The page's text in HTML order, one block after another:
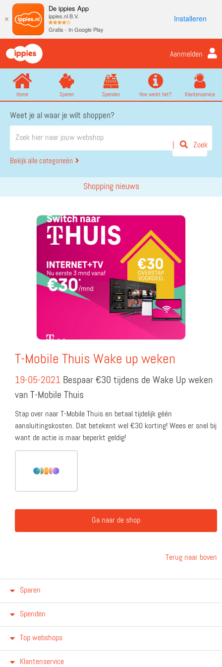
×
De ippies App
ippies.nl B.V.
Gratis - In Google Play
Installeren
Aanmelden
Home Sparen Spenden Hoe werkt het? Klantenservice
Weet je al waar je wilt shoppen?
Bekijk alle categorieën
Zoek
Shopping nieuws
T-Mobile Thuis Wake up weken
19-05-2021 Bespaar €30 tijdens de Wake Up weken
van T-Mobile Thuis
Stap over naar T-Mobile Thuis en betaal tijdelijk géén
aansluitingskosten. Dat betekent wel €30 korting! Wees er snel bij
want de actie is maar beperkt geldig!
Ga naar de shop
Terug naar boven
Sparen
Spenden
Top webshops
Klantenservice